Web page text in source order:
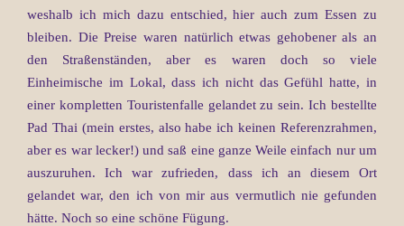
weshalb ich mich dazu entschied, hier auch zum Essen zu
bleiben. Die Preise waren natürlich etwas gehobener als an
den Straßenständen, aber es waren doch so viele
Einheimische im Lokal, dass ich nicht das Gefühl hatte, in
einer kompletten Touristenfalle gelandet zu sein. Ich bestellte
Pad Thai (mein erstes, also habe ich keinen Referenzrahmen,
aber es war lecker!) und saß eine ganze Weile einfach nur um
auszuruhen. Ich war zufrieden, dass ich an diesem Ort
gelandet war, den ich von mir aus vermutlich nie gefunden
hätte. Noch so eine schöne Fügung.